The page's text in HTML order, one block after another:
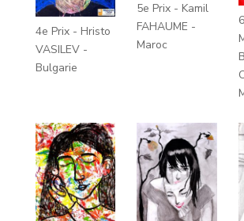
4e Prix - Hristo
VASILEV -
Bulgarie
5e Prix - Kamil
FAHAUME -
Maroc